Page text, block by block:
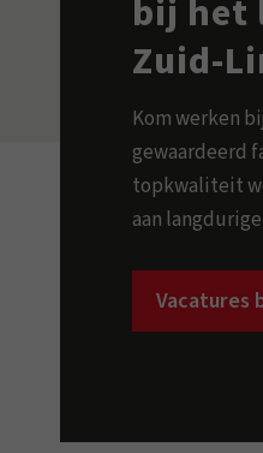
bij het
Zuid-
Kom werken
gewaardeerd
topkwaliteit
aan
Vacatures